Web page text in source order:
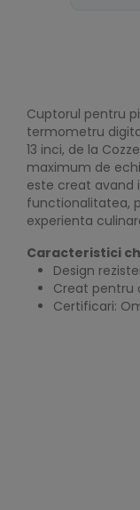
Cuptorul pentru
termometru
13 inci, de la
maximum de
este creat avand
functionalitatea,
experienta
Caracteristici
Design
Creat pentru
Certificari: